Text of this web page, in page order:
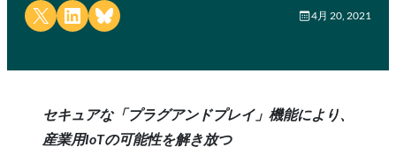
Share on X Share on LinkedIn
Share on Bluesky 4月 20, 2021
セキュアな「プラグアンドプレイ」機能により、
産業用IoTの可能性を解き放つ